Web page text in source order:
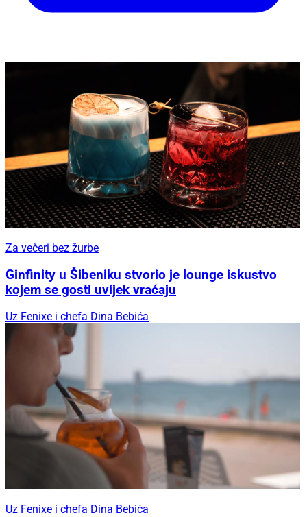
Za večeri bez žurbe
Ginfinity u Šibeniku stvorio je lounge iskustvo
kojem se gosti uvijek vraćaju
Uz Fenixe i chefa Dina Bebića
Uz Fenixe i chefa Dina Bebića